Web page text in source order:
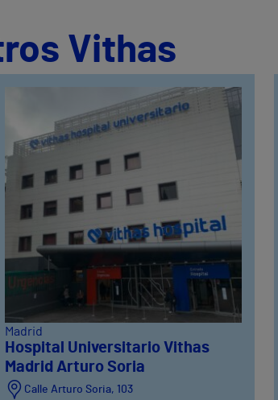
Vithas
Madrid
Hospital Universitario Vithas
Madrid Arturo Soria
Calle Arturo Soria, 103